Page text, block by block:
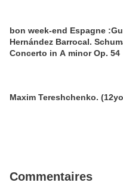
bon week-end Espagne
Hernández Barrocal. Schumann Piano
Concerto in A minor Op. 54
Maxim Tereshchenko.
Commentaires